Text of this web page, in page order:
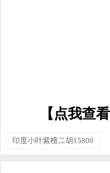
【点我查
印度小叶紫檀二胡15800